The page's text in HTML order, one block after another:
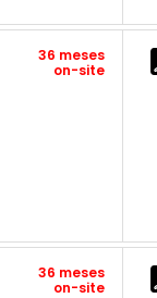
36 meses
on-site
36 meses
on-site